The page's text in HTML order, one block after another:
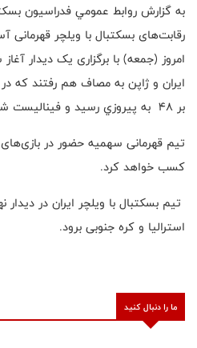
به گزارش روابط عمومي فدراسيون
رقابت‌های بسکتبال با ویلچر قهرمانی
امروز (جمعه) با برگزاری یک دیدار
بر 48 به پيروزي رسيد و فيناليست شد.
کسب خواهد کرد.
تيم بسكتبال با ويلچر ايران در دیدار
استرالیا و کره جنوبی برود.
ما را دنبال کنید